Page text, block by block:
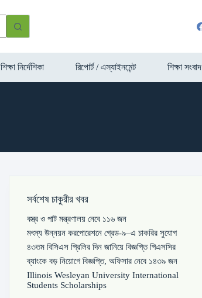
শিক্ষা নির্দেশিকা রিপোর্ট / এস্যাইনমেন্ট শিক্ষা সংবাদ
সর্বশেষ চাকুরীর খবর
বস্ত্র ও পাট মন্ত্রণালয় নেবে ১১৬ জন
মৎস্য উন্নয়ন করপোরেশনে গ্রেড-৯–এ চাকরির সুযোগ
৪৩তম বিসিএস প্রিলির দিন জানিয়ে বিজ্ঞপ্তি পিএসসির
ব্যাংকে বড় নিয়োগে বিজ্ঞপ্তি, অফিসার নেবে ১৪৩৯ জন
Illinois Wesleyan University International
Students Scholarships